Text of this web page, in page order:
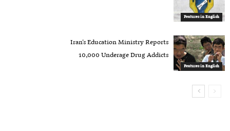
Features in English
Features in English
Iran’s Education Ministry Reports
10,000 Underage Drug Addicts